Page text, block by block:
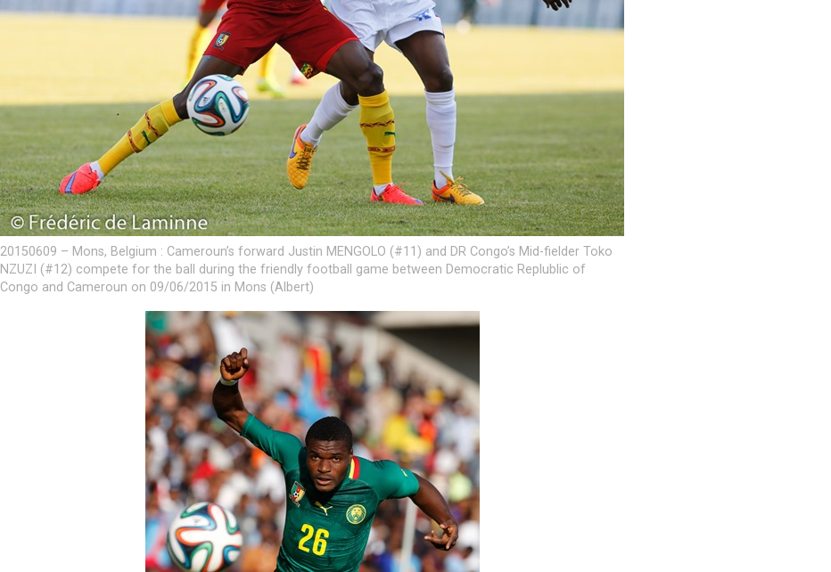
20150609 – Mons, Belgium : Cameroun’s forward Justin MENGOLO (#11) and DR Congo’s Mid-fielder Toko
NZUZI (#12) compete for the ball during the friendly football game between Democratic Replublic of
Congo and Cameroun on 09/06/2015 in Mons (Albert)